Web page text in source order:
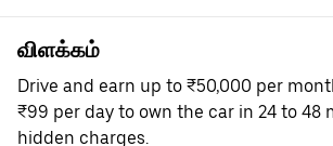
விளக்கம்
Drive and earn up to ₹50,000 per
₹99 per day to own the car in 24 to 48
hidden charges.